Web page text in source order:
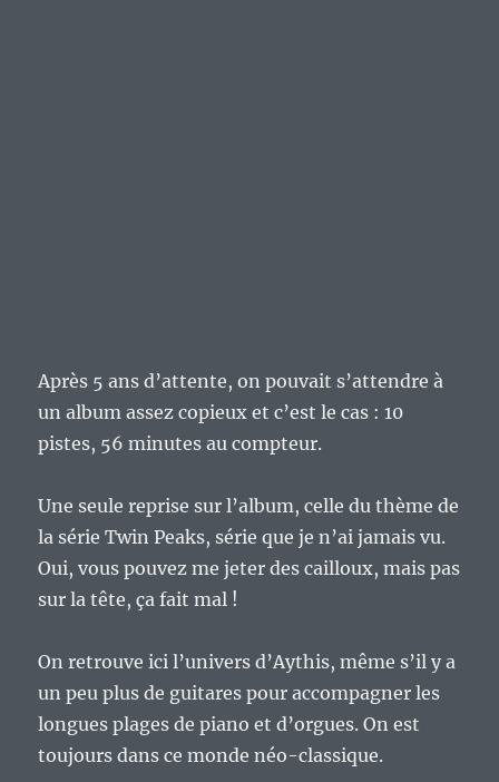
Après 5 ans d’attente, on pouvait s’attendre à
un album assez copieux et c’est le cas : 10
pistes, 56 minutes au compteur.
Une seule reprise sur l’album, celle du thème de
la série Twin Peaks, série que je n’ai jamais vu.
Oui, vous pouvez me jeter des cailloux, mais pas
sur la tête, ça fait mal !
On retrouve ici l’univers d’Aythis, même s’il y a
un peu plus de guitares pour accompagner les
longues plages de piano et d’orgues. On est
toujours dans ce monde néo-classique.